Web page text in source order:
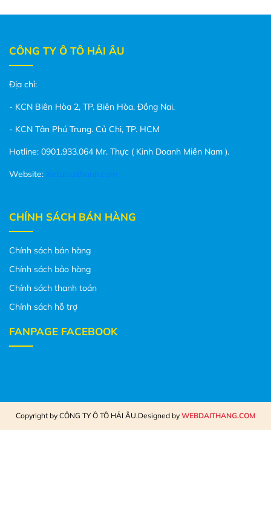
CÔNG TY Ô TÔ HẢI ÂU
Địa chỉ:
- KCN Biên Hòa 2, TP. Biên Hòa, Đồng Nai.
- KCN Tân Phú Trung. Củ Chi, TP. HCM
Hotline: 0901.933.064 Mr. Thực ( Kinh Doanh Miền Nam ).
Website: Xetaisaithanh.com
CHÍNH SÁCH BÁN HÀNG
Chính sách bán hàng
Chính sách bảo hàng
Chính sách thanh toán
Chính sách hỗ trợ
FANPAGE FACEBOOK
Copyright by CÔNG TY Ô TÔ HẢI ÂU.Designed by WEBDAITHANG.COM